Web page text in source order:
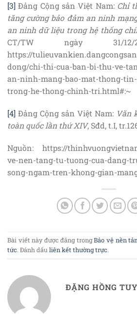
[3] Đảng Cộng sản Việt Nam: Chỉ
tăng cường bảo đảm an ninh
an ninh dữ liệu trong hệ thống
CT/TW ngày 31/12/
https://
dong/chi-thi-cua-ban-bi-thu-ve-
an-ninh-mang-bao-mat-thong-
trong-he-thong-chinh-tri.html#:~
[4] Đảng Cộng sản Việt Nam: Văn
toàn quốc lần thứ XIV, Sđd, t.I,
Nguồn: https://
ve-nen-tang-tu-tuong-cua-dang-
song-ngam-tren-khong-gian-
Bài viết này được đăng trongBảo vệ nền
tức. Đánh dấuliên kết thường trực.
ĐẶNG HỒNG